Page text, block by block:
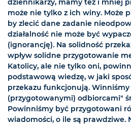
dziennikarzy, mamy też i mniej
może nie tylko z ich winy. Może
by zlecić dane zadanie
działalność nie może być
(ignorancję). Na solidność
wpływ solidne przygotowanie
Katolicy, ale nie tylko oni,
podstawową wiedzę, w jaki
przekazu funkcjonują.
(przygotowanymi) odbiorcami"
Powinniśmy być przygotowani
wiadomości, o ile są prawdziwe.